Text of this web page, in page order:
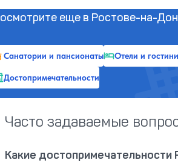
еще в Ростове-на-
Санатории и пансионаты Отели и
Достопримечательности
Часто задаваемые
Какие достопримечательности